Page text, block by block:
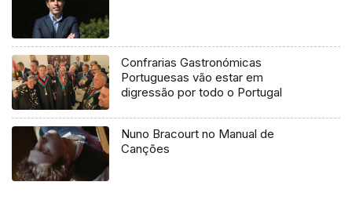
Confrarias Gastronómicas
Portuguesas vão estar em
digressão por todo o Portugal
Nuno Bracourt no Manual de
Canções